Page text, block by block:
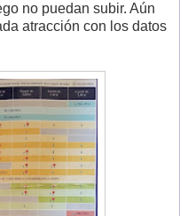
no puedan subir. Aún
atracción con los datos